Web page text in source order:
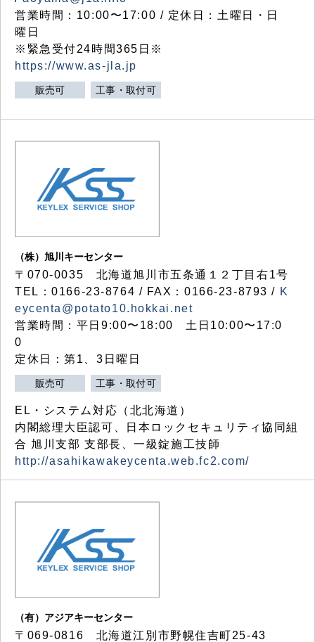
営業時間：10:00〜17:00 / 定休日：土曜日・日
曜日
※緊急受付24時間365日※
https://www.as-jla.jp
販売可 工事・取付可
（株）旭川キーセンター
〒070-0035 北海道旭川市五条通１２丁目右1号
TEL：0166-23-8764 / FAX：0166-23-8793 / K
eycenta@potato10.hokkai.net
営業時間：平日9:00〜18:00 土日10:00〜17:0
0
定休日：第1、3日曜日
販売可 工事・取付可
EL・システム対応（北北海道）
内閣総理大臣認可、日本ロックセキュリティ協同組
合 旭川支部 支部長、一級錠施工技師
http://asahikawakeycenta.web.fc2.com/
（有）アジアキーセンター
〒069-0816 北海道江別市野幌住吉町25-43